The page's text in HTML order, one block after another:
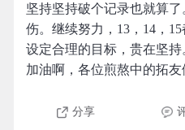
坚持坚持破个记录也就算
伤。继续努力，13，14，
设定合理的目标，贵在坚持
加油啊，各位煎熬中的拓友们
分享